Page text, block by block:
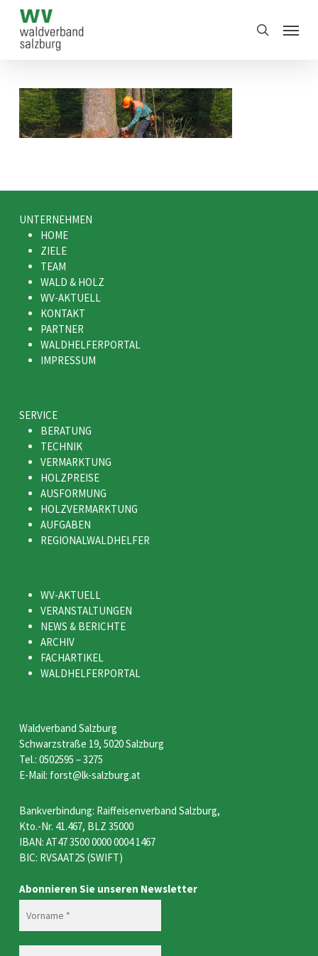
content
search
Menu
UNTERNEHMEN
HOME
ZIELE
TEAM
WALD & HOLZ
WV-AKTUELL
KONTAKT
PARTNER
WALDHELFERPORTAL
IMPRESSUM
SERVICE
BERATUNG
TECHNIK
VERMARKTUNG
HOLZPREISE
AUSFORMUNG
HOLZVERMARKTUNG
AUFGABEN
REGIONALWALDHELFER
WV-AKTUELL
VERANSTALTUNGEN
NEWS & BERICHTE
ARCHIV
FACHARTIKEL
WALDHELFERPORTAL
Waldverband Salzburg
Schwarzstraße 19, 5020 Salzburg
Tel.: 0502595 – 3275
E-Mail: forst@lk-salzburg.at
Bankverbindung: Raiffeisenverband Salzburg,
Kto.-Nr. 41.467, BLZ 35000
IBAN: AT47 3500 0000 0004 1467
BIC: RVSAAT2S (SWIFT)
Abonnieren Sie unseren Newsletter